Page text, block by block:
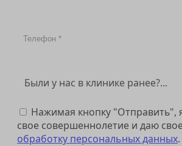
Нажимая кнопку "Отправить",
свое совершеннолетие и даю
обработку персональных данных.